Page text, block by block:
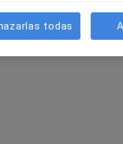
online no está
perfil
todas